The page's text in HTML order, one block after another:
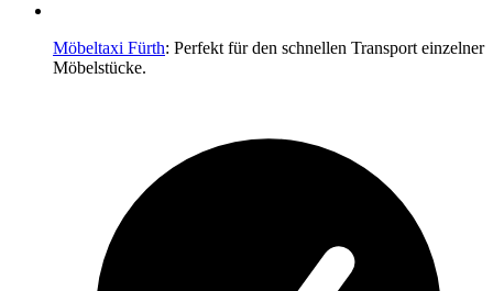
Möbeltaxi Fürth: Perfekt für den schnellen Transport einzelner
Möbelstücke.